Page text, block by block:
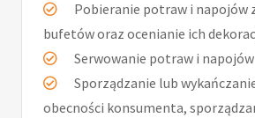
Pobieranie potraw i napojów
bufetów oraz ocenianie ich
Serwowanie potraw i napojów
Sporządzanie lub
obecności konsumenta,